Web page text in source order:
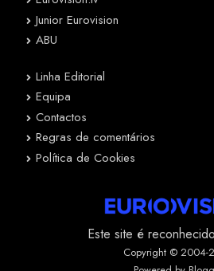
Junior Eurovision
ABU
Linha Editorial
Equipa
Contactos
Regras de comentários
Política de Cookies
Este site é
Copyright © 2004-